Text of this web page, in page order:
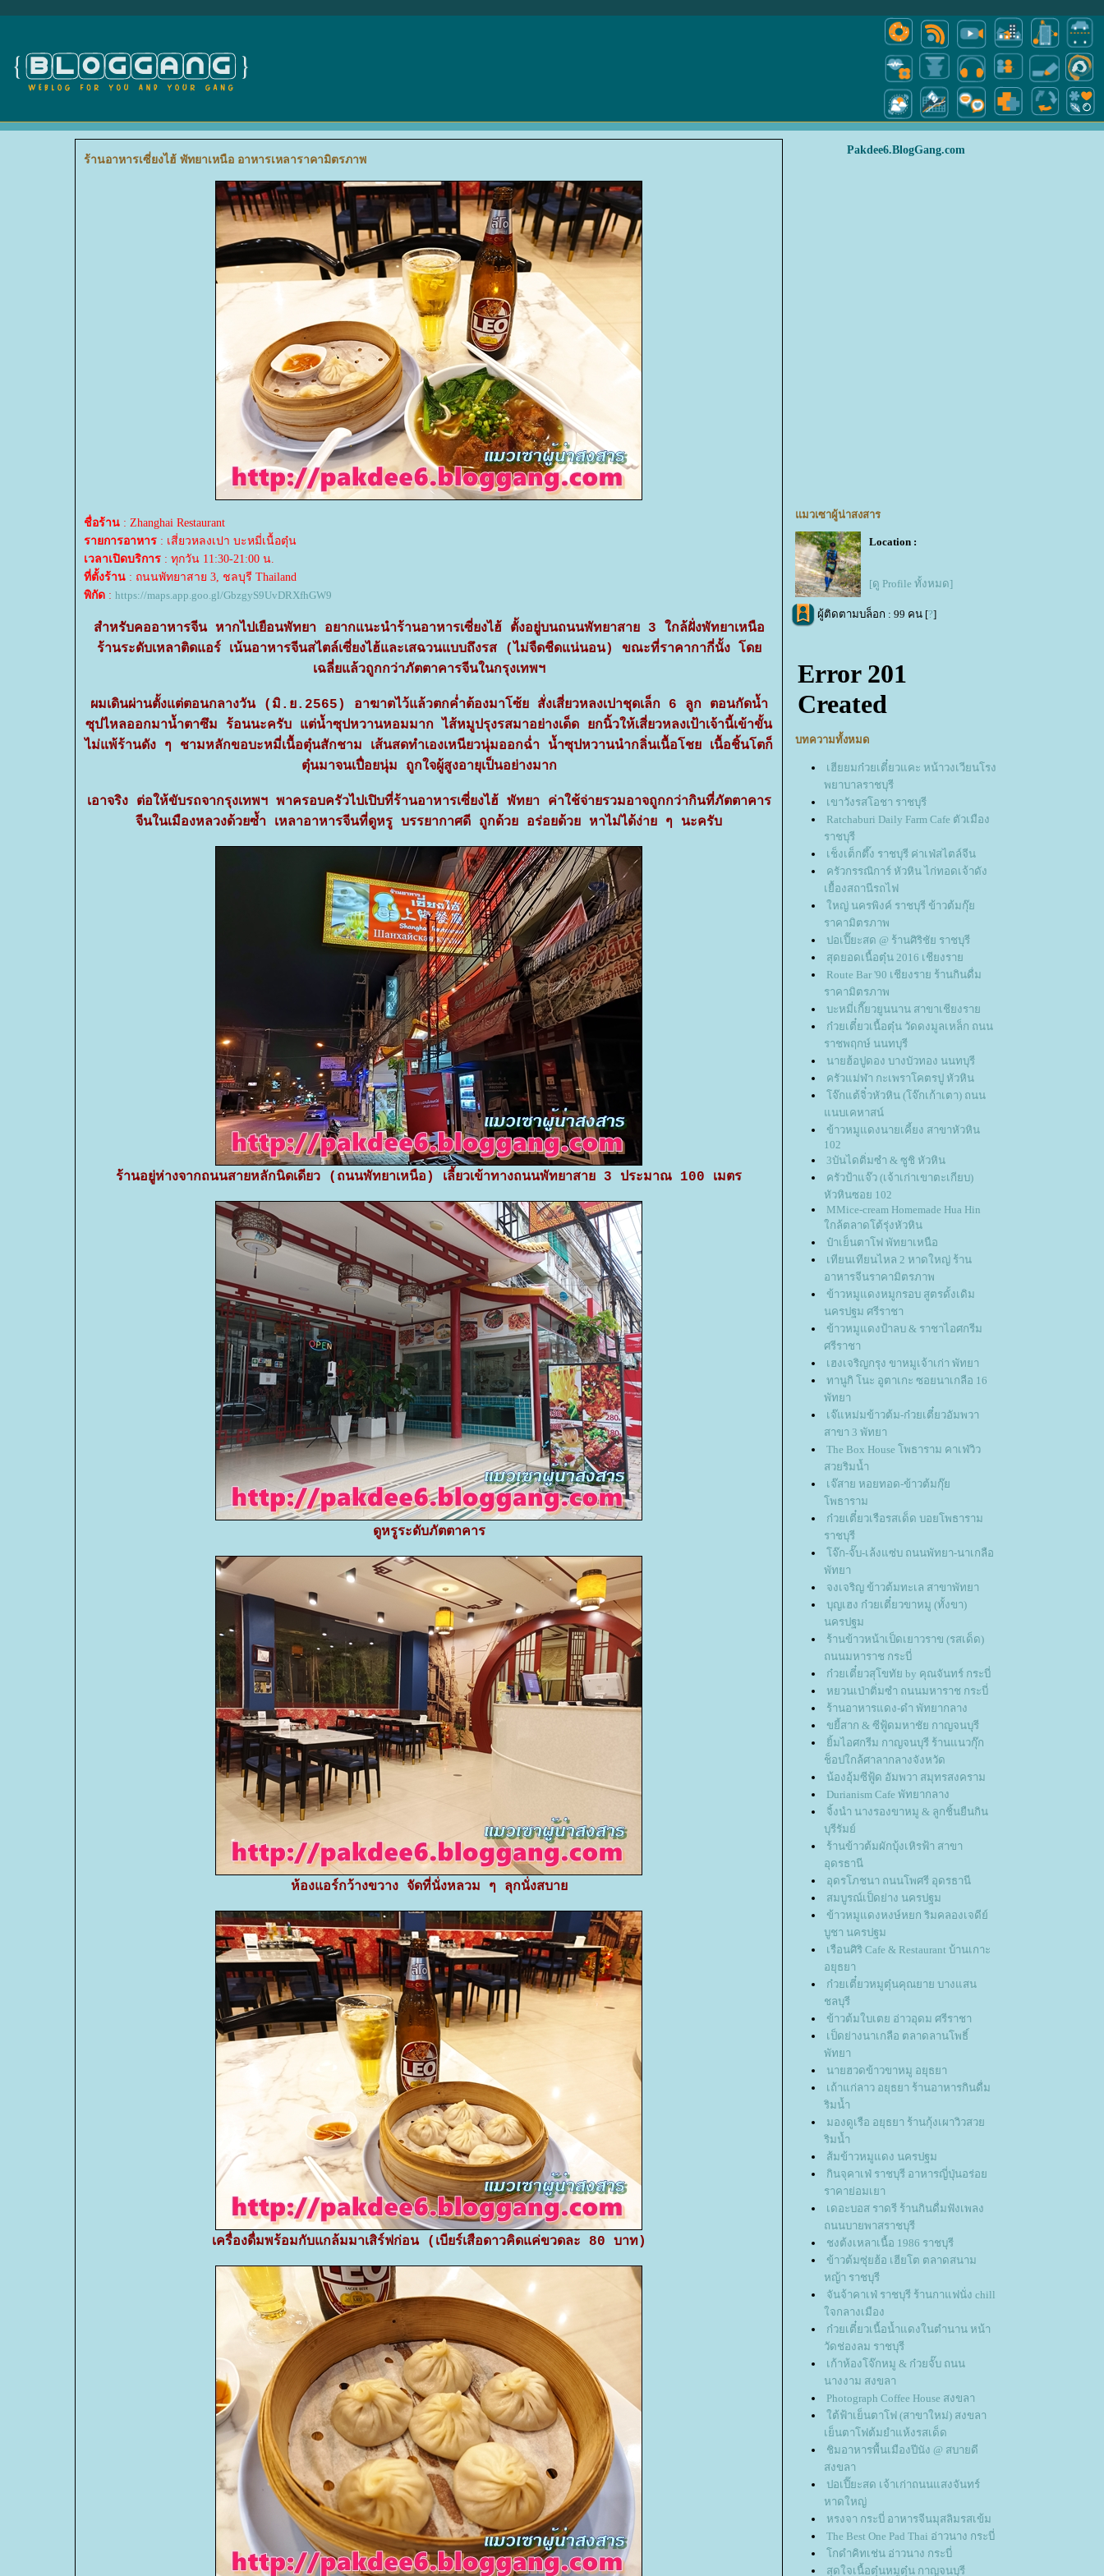
ร้านอาหารเซี่ยงไฮ้ พัทยาเหนือ อาหารเหลาราคามิตรภาพ
ชื่อร้าน : Zhanghai Restaurant
รายการอาหาร : เสี่ยวหลงเปา บะหมี่เนื้อตุ๋น
เวลาเปิดบริการ : ทุกวัน 11:30-21:00 น.
ที่ตั้งร้าน : ถนนพัทยาสาย 3, ชลบุรี Thailand
พิกัด : https://maps.app.goo.gl/GbzgyS9UvDRXfhGW9
สำหรับคออาหารจีน หากไปเยือนพัทยา อยากแนะนำร้านอาหารเซี่ยงไฮ้ ตั้งอยู่บนถนนพัทยาสาย 3 ใกล้ฝั่งพัทยาเหนือ
ร้านระดับเหลาติดแอร์ เน้นอาหารจีนสไตล์เซี่ยงไฮ้และเสฉวนแบบถึงรส (ไม่จืดชืดแน่นอน) ขณะที่ราคากากี่นั้ง โด
เฉลี่ยแล้วถูกกว่าภัตตาคารจีนในกรุงเทพฯ
ผมเดินผ่านตั้งแต่ตอนกลางวัน (มิ.ย.2565) อาฆาตไว้แล้วตกค่ำต้องมาโซ้ย สั่งเสี่ยวหลงเปาชุดเล็ก 6 ลูก ตอนกัดน้ำ
ซุปไหลออกมาน้ำตาซึม ร้อนนะครับ แต่น้ำซุปหวานหอมมาก ไส้หมูปรุงรสมาอย่างเด็ด ยกนิ้วให้เสี่ยวหลงเป้าเจ้านี้เข้าขั้น
ไม่แพ้ร้านดัง ๆ ชามหลักขอบะหมี่เนื้อตุ๋นสักชาม เส้นสดทำเองเหนียวนุ่มออกฉ่ำ น้ำซุปหวานนำกลิ่นเนื้อโชย เนื้อชิ้นโตก็
ตุ๋นมาจนเปื่อยนุ่ม ถูกใจผู้สูงอายุเป็นอย่างมาก
เอาจริง ต่อให้ขับรถจากรุงเทพฯ พาครอบครัวไปเปิบที่ร้านอาหารเซี่ยงไฮ้ พัทยา ค่าใช้จ่ายรวมอาจถูกกว่ากินที่ภัตตาคาร
จีนในเมืองหลวงด้วยซ้ำ เหลาอาหารจีนที่ดูหรู บรรยากาศดี ถูกด้วย อร่อยด้วย หาไม่ได้ง่าย ๆ นะครับ
ร้านอยู่ห่างจากถนนสายหลักนิดเดียว (ถนนพัทยาเหนือ) เลี้ยวเข้าทางถนนพัทยาสาย 3 ประมาณ 100 เมตร
ดูหรูระดับภัตตาคาร
ห้องแอร์กว้างขวาง จัดที่นั่งหลวม ๆ ลุกนั่งสบา
เครื่องดื่มพร้อมกับแกล้มมาเสิร์ฟก่อน (เบียร์เสือดาวคิดแค่ขวดละ 80 บาท)
Pakdee6.BlogGang.com
มวเซาผู้น่าสงสาร
Location :
[ดู Profile ทั้งหมด]
ผู้ติดตามบล็อก : 99 คน [?]
บทความทั้งหมด
เฮียยมก๋วยเตี๋ยวแคะ หน้าวงเวียนโรง
พยาบาลราชบุรี
เขาวังรสโอชา ราชบุรี
Ratchaburi Daily Farm Cafe ตัวเมือง
ราชบุรี
เช็งเต็กตึ๊ง ราชบุรี ค่าเฟ่สไตล์จีน
ครัวกรรณิการ์ หัวหิน ไก่ทอดเจ้าดัง
เยื้องสถานีรถไฟ
หญ่ นครพิงค์ ราชบุรี ข้าวต้มกุ๊
ราคามิตรภาพ
ปอเปี๊ยะสด @ ร้านศิริชัย ราชบุรี
สุดยอดเนื้อตุ๋น 2016 เชียงรา
Route Bar '90 เชียงราย ร้านกินดื่ม
ราคามิตรภาพ
บะหมี่เกี๊ยวยูนนาน สาขาเชียงรา
ก๋วยเตี๋ยวเนื้อตุ๋น วัดดงมูลเหล็ก ถนน
ราชพฤกษ์ นนทบุรี
นายฮ้อปูดอง บางบัวทอง นนทบุรี
ครัวแม่ฬา กะเพราโคตรปู หัวหิน
จ๊กแต้จิ๋วหัวหิน (โจ๊กเก้าเตา) ถนน
นบเคหาสน์
ข้าวหมูแดงนายเคี้ยง สาขาหัวหิน
102
3บันไดติ่มซำ & ซูชิ หัวหิน
ครัวป้าแจ๊ว (เจ้าเก่าเขาตะเกียบ)
หัวหินซอย 102
MMice-cream Homemade Hua Hin
กล้ตลาดโต้รุ่งหัวหิน
ป๋าเย็นตาโฟ พัทยาเหนือ
เทียนเทียนไหล 2 หาดใหญ่ ร้าน
อาหารจีนราคามิตรภาพ
ข้าวหมูแดงหมูกรอบ สูตรดั้งเดิม
นครปฐม ศรีราชา
ข้าวหมูแดงป้าลบ & ราชาไอศกรีม
ศรีราชา
เฮงเจริญกรุง ขาหมูเจ้าเก่า พัทยา
ทานูกิ โนะ อูตาเกะ ซอยนาเกลือ 16
พัทยา
เจ๊แหม่มข้าวต้ม-ก๋วยเตี๋ยวอัมพวา
สาขา 3 พัทยา
The Box House โพธาราม คาเฟ่วิว
สวยริมน้ำ
เจ๊สาย หอยทอด-ข้าวต้มกุ๊
พธาราม
ก๋วยเตี๋ยวเรือรสเด็ด บอยโพธาราม
ราชบุรี
จ๊ก-จั๊บ-เล้งแซ่บ ถนนพัทยา-นาเกลือ
พัทยา
จงเจริญ ข้าวต้มทะเล สาขาพัทยา
บุญเฮง ก๋วยเตี๋ยวขาหมู (ทั้งขา)
นครปฐม
ร้านข้าวหน้าเป็ดเยาวราข (รสเด็ด)
ถนนมหาราช กระบี่
ก๋วยเตี๋ยวสุโขทัย by คุณจันทร์ กระบี่
หยวนเป่าติ่มซำ ถนนมหาราช กระบี่
ร้านอาหารแดง-ดำ พัทยากลาง
ขยี้สาก & ซีฟู้ดมหาชัย กาญจนบุรี
ิ้มไอศกรีม กาญจนบุรี ร้านแนวกุ๊ก
ช็อปใกล้ศาลากลางจังหวัด
น้องอุ้มซีฟู้ด อัมพวา สมุทรสงคราม
Durianism Cafe พัทยากลาง
จิ้งนำ นางรองขาหมู & ลูกชิ้นยืนกิน
บุรีรัมย์
ร้านข้าวต้มผักบุ้งเหิรฟ้า สาขา
อุดรธานี
อุดรโภชนา ถนนโพศรี อุดรธานี
สมบูรณ์เป็ดย่าง นครปฐม
ข้าวหมูแดงหงษ์หยก ริมคลองเจดีย์
บูชา นครปฐม
เรือนศิริ Cafe & Restaurant บ้านเกาะ
อยุธยา
ก๋วยเตี๋ยวหมูตุ๋นคุณยาย บางแสน
ชลบุรี
ข้าวต้มใบเตย อ่าวอุดม ศรีราชา
เป็ดย่างนาเกลือ ตลาดลานโพธิ์
พัทยา
นายฮวดข้าวขาหมู อยุธยา
เถ้าแก่ลาว อยุธยา ร้านอาหารกินดื่ม
ริมน้ำ
มองดูเรือ อยุธยา ร้านกุ้งเผาวิวสว
ริมน้ำ
ส้มข้าวหมูแดง นครปฐม
กินจุคาเฟ่ ราชบุรี อาหารญี่ปุ่นอร่อ
ราคาย่อมเยา
เดอะบอส ราดรี ร้านกินดื่มฟังเพลง
ถนนบายพาสราชบุรี
ชงต้งเหลาเนื้อ 1986 ราชบุรี
ข้าวต้มซุ่ยฮ้อ เฮียโต ตลาดสนาม
หญ้า ราชบุรี
จันจ้าคาเฟ่ ราชบุรี ร้านกาแฟนั่ง chill
จกลางเมือง
ก๋วยเตี๋ยวเนื้อน้ำแดงในตำนาน หน้า
วัดช่องลม ราชบุรี
เก้าห้องโจ๊กหมู & ก๋วยจั๊บ ถนน
นางงาม สงขลา
Photograph Coffee House สงขลา
ต้ฟ้าเย็นตาโฟ (สาขาใหม่) สงขลา
เย็นตาโฟต้มยำแห้งรสเด็ด
ชิมอาหารพื้นเมืองปีนัง @ สบายดี
สงขลา
ปอเปี๊ยะสด เจ้าเก่าถนนแสงจันทร์
หาดใหญ่
หรงจา กระบี่ อาหารจีนมุสลิมรสเข้ม
The Best One Pad Thai อ่าวนาง กระบี่
กดำคิทเช่น อ่าวนาง กระบี่
สุดใจเนื้อตุ๋นหมูตุ๋น กาญจนบุรี